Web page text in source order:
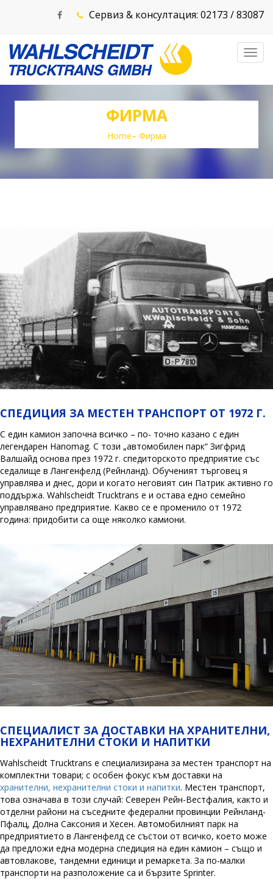
Сервиз & консултация: 02173 / 83087
ФИРМА
Home Фирма
СПЕДИЦИЯ ЗА МЕСТЕН ТРАНСПОРТ ОТ 1972 Г.
С един камион започна всичко – по- точно казано с един
легендарен Hanomag. С този „автомобилен парк“ Зигфрид
Валшайд основа през 1972 г. спедиторското предприятие със
седалище в Лангенфелд (Рeйнланд). Обученият търговец я
управлява и днес, дори и когато неговият син Патрик активно го
поддържа. Wahlscheidt Trucktrans e и остава едно семейно
управлявано предприятие. Какво се е променило от 1972
година: придобити са още няколко камиони.
СПЕЦИАЛИСТ ЗА ДОСТАВКИ НА ХРАНИТЕЛНИ,
НЕХРАНИТЕЛНИ СТОКИ И НАПИТКИ
Wahlscheidt Trucktrans е специализирана за местен транспорт на
комплектни товари; с особен фокус към доставки на
хранителни, нехранителни стоки и напитки. Местен транспорт,
това означава в този случай: Северен Рeйн-Вестфалия, както и
отделни райони на съседните федерални провинции Рейнланд-
Пфалц, Долна Саксония и Хесен. Автомобилният парк на
предприятието в Лангенфелд се състои от всичко, което може
да предложи една модерна спедиция на един камион – също и
автовлакове, тандемни единици и ремаркета. За по-малки
транспорти на разположение са и бързите Sprinter.